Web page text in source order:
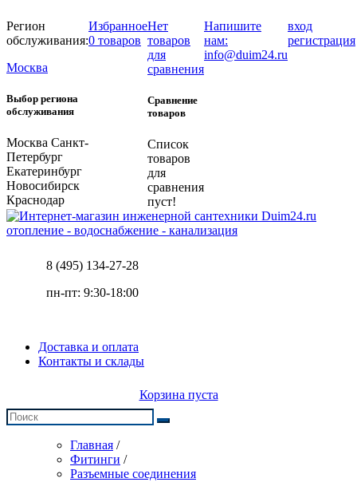
Регион
обслуживания:
Москва
Выбор региона
обслуживания
Москва Санкт-
Петербург
Екатеринбург
Новосибирск
Краснодар
Избранное
0 товаров
Нет
товаров
для
сравнения
Сравнение
товаров
Список
товаров
для
сравнения
пуст!
Напишите
нам:
info@duim24.ru
вход
регистрация
отопление - водоснабжение - канализация
8 (495) 134-27-28
пн-пт: 9:30-18:00
Доставка и оплата
Контакты и склады
Корзина пуста
Главная /
Фитинги /
Разъемные соединения